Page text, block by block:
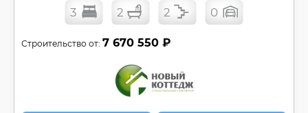
3 2 2 0
Строительство от: 7 670 550 ₽